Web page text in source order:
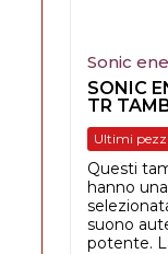
Sonic
SONIC
TR
Ultimi pezzi
Questi
hanno
suono
potente.